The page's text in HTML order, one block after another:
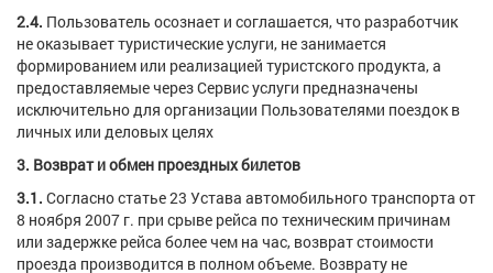
2.4. Пользователь осознает и соглашается, что разработчик
не оказывает туристические услуги, не занимается
формированием или реализацией туристского продукта, а
предоставляемые через Сервис услуги предназначены
исключительно для организации Пользователями поездок в
личных или деловых целях
3. Возврат и обмен проездных билетов
3.1. Согласно статье 23 Устава автомобильного транспорта от
8 ноября 2007 г. при срыве рейса по техническим причинам
или задержке рейса более чем на час, возврат стоимости
проезда производится в полном объеме. Возврату не